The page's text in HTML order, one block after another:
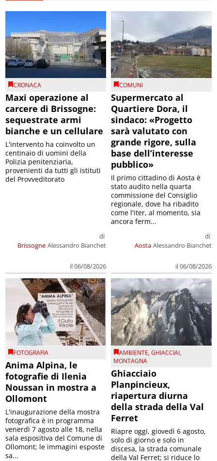
CRONACA
Maxi operazione al
carcere di Brissogne:
sequestrate armi
bianche e un cellulare
Brissogne
di
Alessandro Bianchet
il 06/08/2026
L'intervento ha coinvolto un
centinaio di uomini della
Polizia penitenziaria,
provenienti da tutti gli istituti
del Provveditorato
COMUNI
Supermercato al
Quartiere Dora, il
sindaco: «Progetto
sarà valutato con
grande rigore, sulla
base dell’interesse
pubblico»
Aosta
di
Alessandro Bianchet
il 06/08/2026
Il primo cittadino di Aosta è
stato audito nella quarta
commissione del Consiglio
regionale, dove ha ribadito
come l'iter, al momento, sia
ancora ferm...
FOTOGRAFIA
Anima Alpina, le
fotografie di Ilenia
Noussan in mostra a
Ollomont
L'inaugurazione della mostra
fotografica è in programma
venerdì 7 agosto alle 18, nella
sala espositiva del Comune di
Ollomont; le immagini esposte
sa...
AMBIENTE,GHIACCIAI,
MONTAGNA
Ghiacciaio
Planpincieux,
riapertura diurna
della strada della Val
Ferret
Riapre oggi, giovedì 6 agosto,
solo di giorno e solo in
discesa, la strada comunale
della Val Ferret; si riduce lo